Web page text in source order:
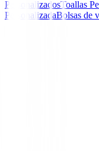
PersonalizadosToallas
PersonalizadaBolsas de